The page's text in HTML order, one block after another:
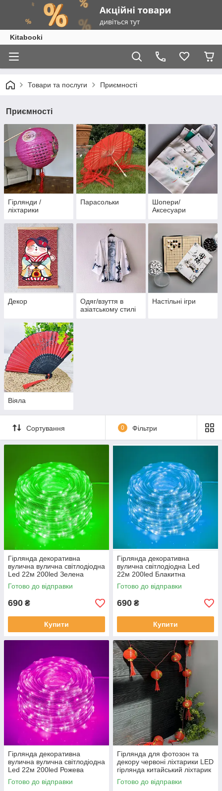
Kitabooki
Товари та послуги Приємності
Приємності
Гірлянди /
ліхтарики
Парасольки
Шопери/
Аксесуари
Декор
Одяг/взуття в
азіатському стилі
Настільні ігри
Віяла
Сортування 0 Фільтри
Гірлянда декоративна
вулична вулична світлодіодна
Led 22м 200led Зелена
Готово до відправки
690 ₴
Купити
Гірлянда декоративна
вулична світлодіодна Led
22м 200led Блакитна
Готово до відправки
690 ₴
Купити
Гірлянда декоративна
вулична вулична світлодіодна
Led 22м 200led Рожева
Готово до відправки
Гірлянда для фотозон та
декору червоні ліхтарики LED
гірлянда китайський ліхтарик
Готово до відправки